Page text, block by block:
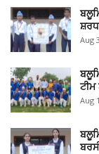
Aug
ਟੀਮ
Aug